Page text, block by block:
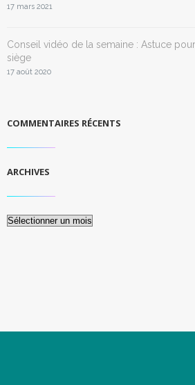
17 mars 2021
Conseil vidéo de la semaine : Astuce
siège
17 août 2020
COMMENTAIRES RÉCENTS
ARCHIVES
Archives